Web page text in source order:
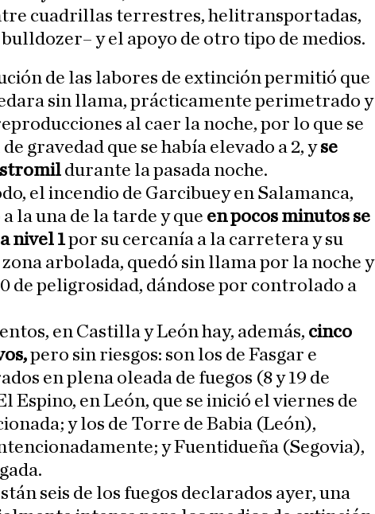
cuadrillas terrestres, helitransportadas,
y el apoyo de otro tipo de medios.
de las labores de extinción permitió que
sin llama, prácticamente perimetrado y
al caer la noche, por lo que se
gravedad que se había elevado a 2, yse
durante la pasada noche.
el incendio de Garcibuey en Salamanca,
la una de la tarde y que en pocos minutos se
nivel 1por su cercanía a la carretera y su
arbolada, quedó sin llama por la noche y
de peligrosidad, dándose por controlado a
en Castilla y León hay, además, cinco
pero sin riesgos: son los de Fasgar e
en plena oleada de fuegos (8 y 19 de
Espino, en León, que se inició el viernes de
y los de Torre de Babia (León),
y Fuentidueña (Segovia),
seis de los fuegos declarados ayer, una